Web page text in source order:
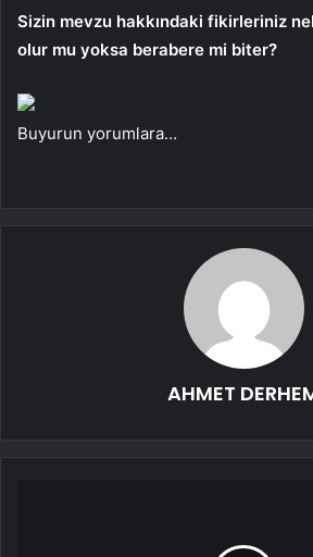
Sizin mevzu hakkındaki fikirleriniz
olur mu yoksa berabere mi biter?
Buyurun yorumlara…
AHMET